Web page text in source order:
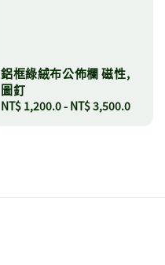
鋁框綠絨布公佈欄 磁性,
圖釘
Regular
NT$ 1,200.0- NT$ 3,500.0